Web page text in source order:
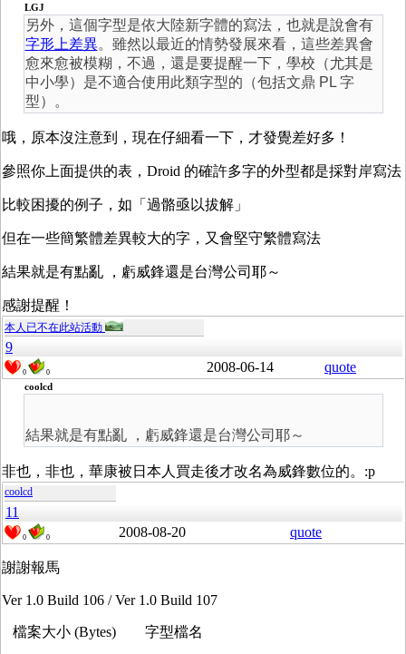
LGJ
另外，這個字型是依大陸新字體的寫法，也就是說會有
字形上差異。雖然以最近的情勢發展來看，這些差異會
愈來愈被模糊，不過，還是要提醒一下，學校（尤其是
中小學）是不適合使用此類字型的（包括文鼎 PL 字
型）。
哦，原本沒注意到，現在仔細看一下，才發覺差好多！
參照你上面提供的表，Droid 的確許多字的外型都是採對岸寫法
比較困擾的例子，如「過骼亟以拔解」
但在一些簡繁體差異較大的字，又會堅守繁體寫法
結果就是有點亂 ，虧威鋒還是台灣公司耶～
感謝提醒！
本人已不在此站活動
9
0 0 2008-06-14 quote
coolcd
結果就是有點亂 ，虧威鋒還是台灣公司耶～
非也，非也，華康被日本人買走後才改名為威鋒數位的。:p
coolcd
11
0 0 2008-08-20 quote
謝謝報馬
Ver 1.0 Build 106 / Ver 1.0 Build 107
檔案大小 (Bytes) 字型檔名